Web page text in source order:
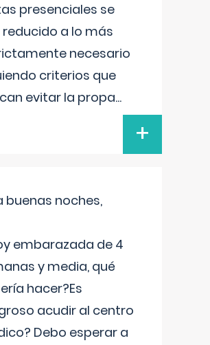
presenciales se
reducido a lo más
necesario
criterios que
evitar la propa...
+
buenas noches,
embarazada de 4
y media, qué
hacer?Es
acudir al centro
Debo esperar a